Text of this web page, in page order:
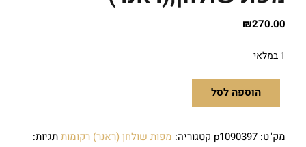
₪270.00
1 במלאי
הוספה לסל
מק"ט: p1090397 קטגוריה: מפות שולחן (ראנר) רקומותתגיות: